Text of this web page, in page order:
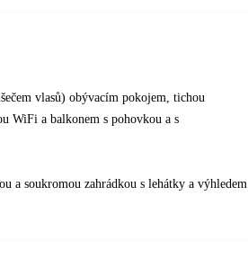
vlasů) obývacím pokojem, tichou
WiFi a balkonem s pohovkou a s
a soukromou zahrádkou s lehátky a výhledem